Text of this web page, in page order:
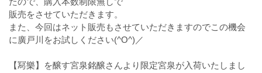
販売をさせていただきます。
また、今回はネット販売もさせていただきますのでこの機会
に廣戸川をお試しください(^O^)／
【冩樂】を醸す宮泉銘醸さんより限定宮泉が入荷いたしまし